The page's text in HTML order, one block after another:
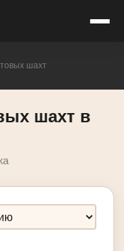
шахт
шахт в